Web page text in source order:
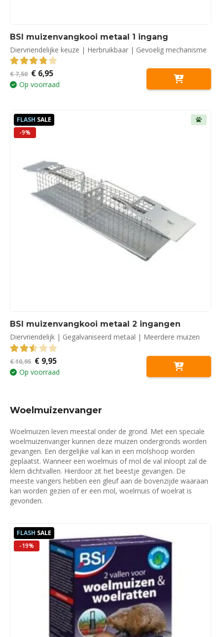
BSI muizenvangkooi metaal 1 ingang
Diervriendelijke keuze | Herbruikbaar | Gevoelig mechanisme
3.88 out of 5
€7,50 Oorspronkelijke
prijs
was:
€6,95Huidige
prijs
is:
Op voorraad
FLASH SALE
-9%
BSI muizenvangkooi metaal 2 ingangen
Diervriendelijk | Gegalvaniseerd metaal | Meerdere muizen
2.50out of 5
€10,95 Oorspronkelijke
prijs
was:
€9,95Huidige
prijs
is:
Op voorraad
Woelmuizenvanger
Woelmuizen leven meestal onder de grond. Met een speciale
woelmuizenvanger kunnen deze muizen ondergronds worden
gevangen. Een dergelijke val kan in een molshoop worden
geplaatst. Wanneer een woelmuis of mol de val inloopt zal de
klem dichtvallen. Hierdoor zit het beestje gevangen. De
meeste vangers hebben een gleuf aan de bovenzijde waaraan
kan worden gezien of er een mol, woelmuis of woelrat is
gevonden.
FLASH SALE
-19%